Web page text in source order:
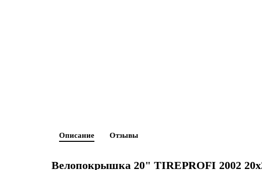
Описание Отзывы
Велопокрышка 20" TIREPROFI 2002